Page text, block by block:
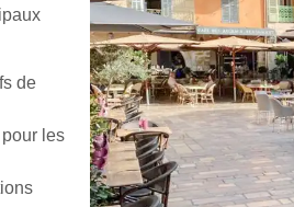
de
les